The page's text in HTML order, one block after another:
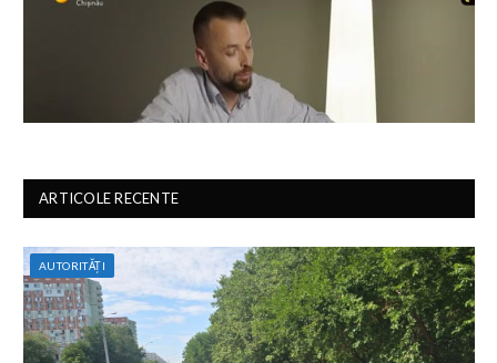
ARTICOLE RECENTE
AUTORITĂȚI